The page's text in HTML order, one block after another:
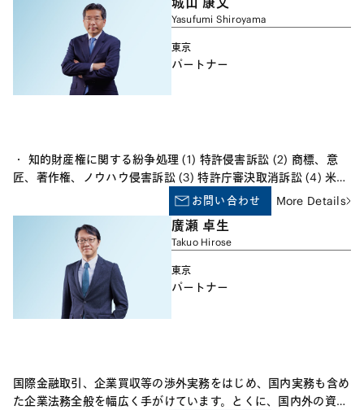
関与するクロスボーダー案件に数多く関与しております。事業再
生・倒産処理案件では、国際的な側面を有する大型案件を含む数
多くの案件について、債権者代理人、債務者代理人、スポンサー
代理人、破産管財人等多様な立場での実務経験を有しています。
Yasufumi Shiroyama
東京
パートナー
・ 知的財産権に関する紛争処理 (1) 特許侵害訴訟 (2) 商標、意
匠、著作権、ノウハウ侵害訴訟 (3) 特許庁審決取消訴訟 (4) 米
関する取引 (1) ライセンス契約、商品化契約 (2) 共同研究開発契
約、開発委託契約、秘密保持契約 (3) 知的財産担保金融取引 (4)
エンターテイメントの製作、利用に関する契約
お問い合わせ More Details
廣瀬 卓生
Takuo Hirose
東京
パートナー
国際金融取引、企業買収等の渉外実務をはじめ、国内実務も含め
た企業法務全般を幅広く手がけています。とくに、国内外の資本